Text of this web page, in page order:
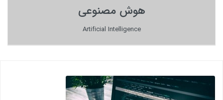
هوش مصنوعی
Artificial Intelligence